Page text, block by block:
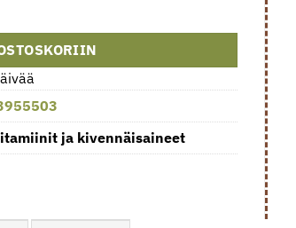
ja kivennäisaineet